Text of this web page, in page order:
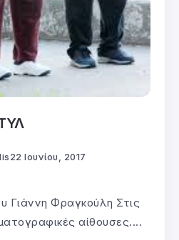
22 Ιουνίου, 2017
Γιάννη Φραγκούλη Στις
αίθουσες....